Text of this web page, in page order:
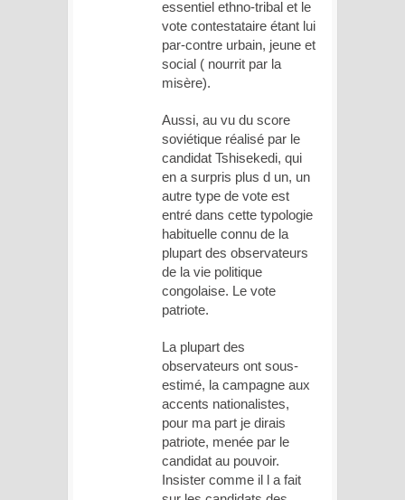
essentiel ethno-tribal et le
vote contestataire étant lui
par-contre urbain, jeune et
social ( nourrit par la
misère).
Aussi, au vu du score
soviétique réalisé par le
candidat Tshisekedi, qui
en a surpris plus d un, un
autre type de vote est
entré dans cette typologie
habituelle connu de la
plupart des observateurs
de la vie politique
congolaise. Le vote
patriote.
La plupart des
observateurs ont sous-
estimé, la campagne aux
accents nationalistes,
pour ma part je dirais
patriote, menée par le
candidat au pouvoir.
Insister comme il l a fait